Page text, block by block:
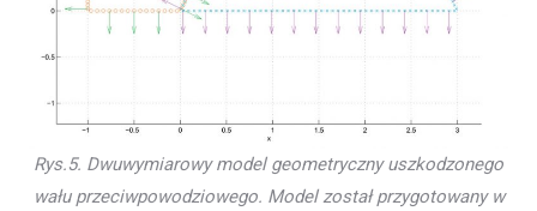
Rys.5. Dwuwymiarowy model geometryczny uszkodzonego
wału przeciwpowodziowego. Model został przygotowany w